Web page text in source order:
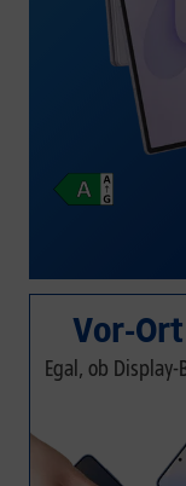
Vor-
Egal, ob